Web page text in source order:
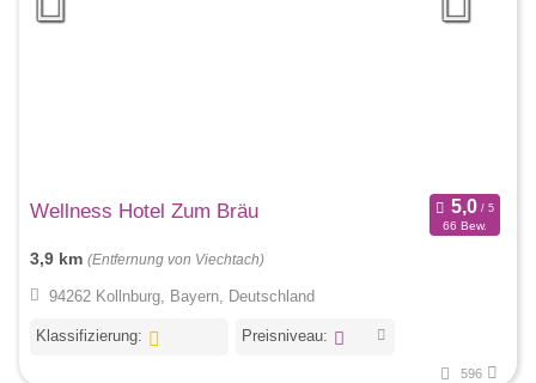
Wellness Hotel Zum Bräu
66 Bew.
3,9 km (Entfernung von Viechtach)
94262 Kollnburg, Bayern, Deutschland
Klassifizierung: Preisniveau:
596